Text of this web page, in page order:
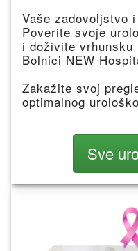
Vaše zadovoljstvo
Poverite svoje
i doživite vrhunsku
Bolnici NEW
Zakažite svoj
optimalnog
Sve